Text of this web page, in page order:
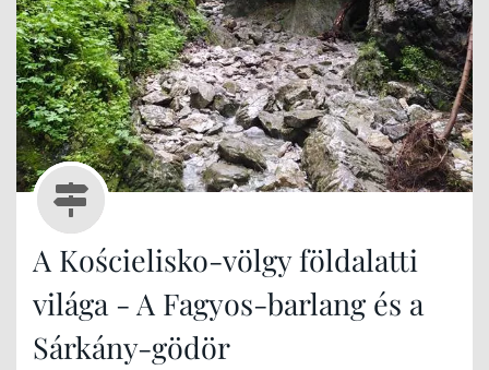
A Kościelisko-völgy földalatti
világa - A Fagyos-barlang és a
Sárkány-gödör